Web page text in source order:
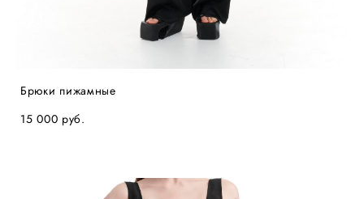
Брюки пижамные
15 000 pуб.